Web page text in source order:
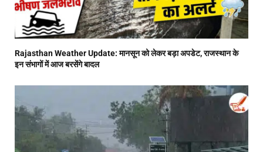
Rajasthan Weather Update: मानसून को लेकर बड़ा अपडेट, राजस्थान के
इन संभागों में आज बरसेंगे बादल